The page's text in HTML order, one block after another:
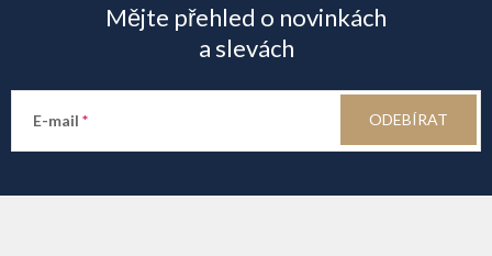
a
t
Mějte přehled o novinkách
a slevách
E-mail ODEBÍRAT